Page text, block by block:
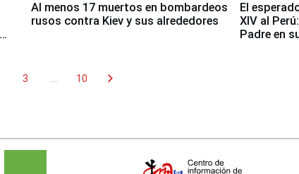
Al menos 17 muertos en bombardeos
rusos contra Kiev y sus alrededores
El
XIV al
Padre en
3 10 chevron_right